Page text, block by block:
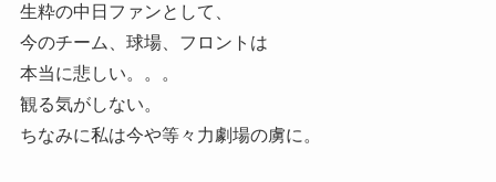
生粋の中日ファンとして、
今のチーム、球場、フロントは
本当に悲しい。。。
観る気がしない。
ちなみに私は今や等々力劇場の虜に。